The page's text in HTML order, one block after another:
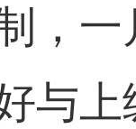
，
与